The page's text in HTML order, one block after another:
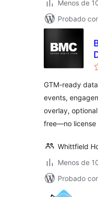
Menos de
Probado
GTM-ready
events,
overlay,
free—no license
Whittfield
Menos de
Probado